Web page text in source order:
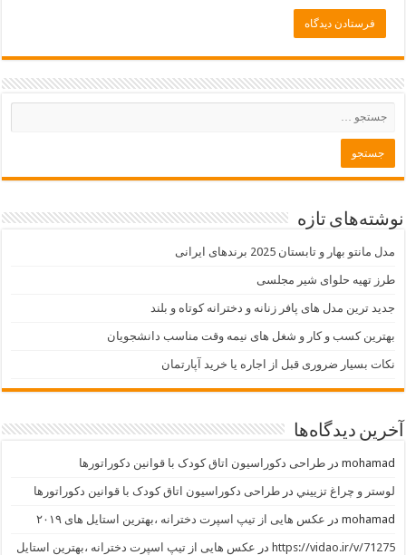
نوشته‌های تازه
مدل مانتو بهار و تابستان 2025 برندهای ایرانی
طرز تهیه حلوای شیر مجلسی
جدید ترین مدل های پافر زنانه و دخترانه کوتاه و بلند
بهترین کسب و کار و شغل های نیمه وقت مناسب دانشجویان
نکات بسیار ضروری قبل از اجاره یا خرید آپارتمان
آخرین دیدگاه‌ها
mohamad درطراحی دکوراسیون اتاق کودک با قوانین دکوراتورها
لوستر و چراغ تزييني درطراحی دکوراسیون اتاق کودک با قوانین دکوراتورها
mohamad در عکس هایی از تیپ اسپرت دخترانه ،بهترین استایل های ۲۰۱۹
https://vidao.ir/v/71275 در عکس هایی از تیپ اسپرت دخترانه ،بهترین استایل